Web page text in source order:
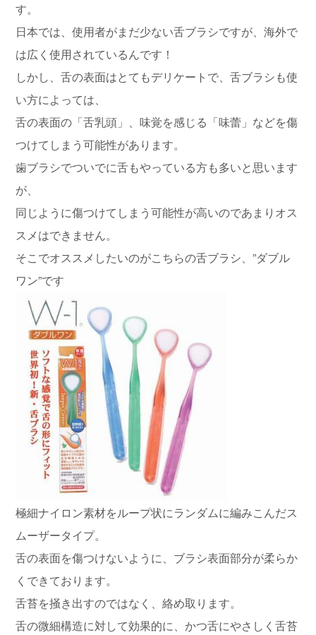
す。
日本では、使用者がまだ少ない舌ブラシですが、海外で
は広く使用されているんです！
しかし、舌の表面はとてもデリケートで、舌ブラシも使
い方によっては、
舌の表面の「舌乳頭」、味覚を感じる「味蕾」などを傷
つけてしまう可能性があります。
歯ブラシでついでに舌もやっている方も多いと思います
が、
同じように傷つけてしまう可能性が高いのであまりオス
スメはできません。
そこでオススメしたいのがこちらの舌ブラシ、”ダブル
ワン”です
極細ナイロン素材をループ状にランダムに編みこんだス
ムーザータイプ。
舌の表面を傷つけないように、ブラシ表面部分が柔らか
くできております。
舌苔を掻き出すのではなく、絡め取ります。
舌の微細構造に対して効果的に、かつ舌にやさしく舌苔